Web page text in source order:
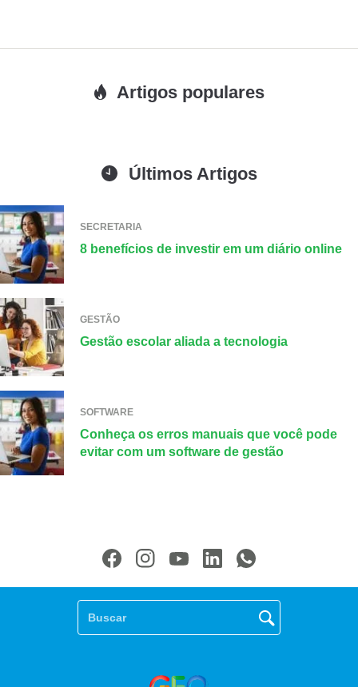
Artigos populares
Últimos Artigos
SECRETARIA
8 benefícios de investir em um diário online
GESTÃO
Gestão escolar aliada a tecnologia
SOFTWARE
Conheça os erros manuais que você pode
evitar com um software de gestão